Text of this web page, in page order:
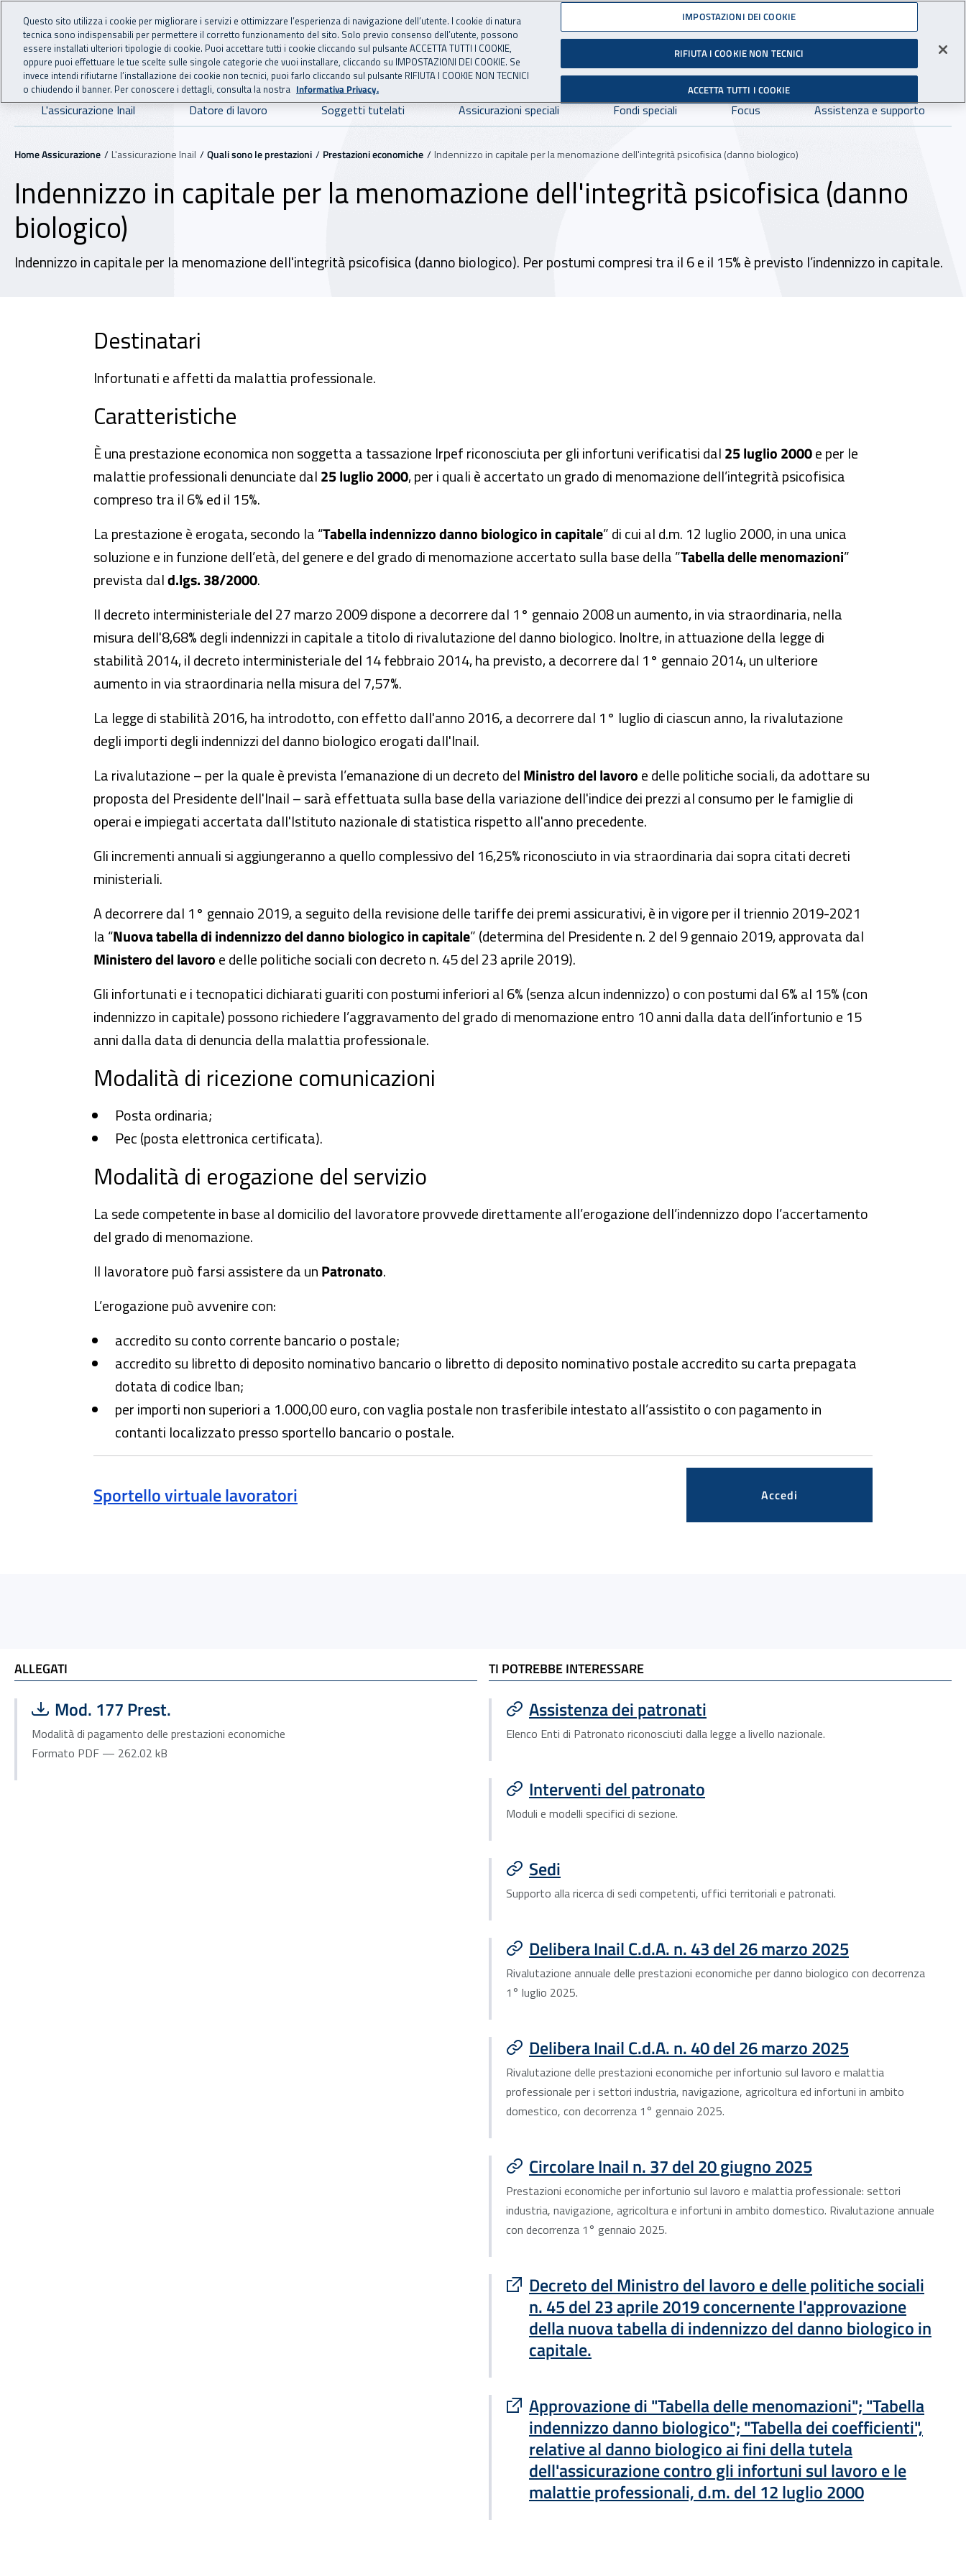
Vai al menu principale
Vai al contenuto principale
INAIL - Istituto Nazionale per l'Assicurazione contro gli Infortuni sul Lavoro
ASSICURAZIONE Facebook - Sito esterno - Apertura in nuova finestra
X- Sito esterno - Apertura in nuova finestra
Instagram - Sito esterno - Apertura in
Linkedin - Sito esterno -
Youtube - Sito esterno -
Tiktok - SitoSpreaker -
Dove cercare:
Navigazione principale
L'assicurazione Inail Datore di lavoro Soggetti tutelati Assicurazioni speciali Fondi speciali Focus Assistenza e supporto
Navigazione - Ti trovi in:
Home Assicurazione L'assicurazione Inail Quali sono le prestazioni Prestazioni economiche Indennizzo in capitale per la menomazione dell'integrità psicofisica (danno biologico)
Indennizzo in capitale per la menomazione dell'integrità psicofisica (danno
biologico)
Indennizzo in capitale per la menomazione dell'integrità psicofisica (danno biologico). Per postumi compresi tra il 6 e il 15% è previsto l’indennizzo in capitale.
Destinatari
Infortunati e affetti da malattia professionale.
Caratteristiche
È una prestazione economica non soggetta a tassazione Irpef riconosciuta per gli infortuni verificatisi dal25 luglio 2000e per le
malattie professionali denunciate dal25 luglio 2000, per i quali è accertato un grado di menomazione dell’integrità psicofisica
compreso tra il 6% ed il 15%.
La prestazione è erogata, secondo la “Tabella indennizzo danno biologico in capitale” di cui al d.m. 12 luglio 2000, in una unica
soluzione e in funzione dell’età, del genere e del grado di menomazione accertato sulla base della ”Tabella delle menomazioni”
prevista dald.lgs. 38/2000.
Il decreto interministeriale del 27 marzo 2009 dispone a decorrere dal 1° gennaio 2008 un aumento, in via straordinaria, nella
misura dell'8,68% degli indennizzi in capitale a titolo di rivalutazione del danno biologico. Inoltre, in attuazione della legge di
stabilità 2014, il decreto interministeriale del 14 febbraio 2014, ha previsto, a decorrere dal 1° gennaio 2014, un ulteriore
aumento in via straordinaria nella misura del 7,57%.
La legge di stabilità 2016, ha introdotto, con effetto dall'anno 2016, a decorrere dal 1° luglio di ciascun anno, la rivalutazione
degli importi degli indennizzi del danno biologico erogati dall'Inail.
La rivalutazione – per la quale è prevista l’emanazione di un decreto delMinistro del lavoroe delle politiche sociali, da adottare su
proposta del Presidente dell'Inail – sarà effettuata sulla base della variazione dell'indice dei prezzi al consumo per le famiglie di
operai e impiegati accertata dall'Istituto nazionale di statistica rispetto all'anno precedente.
Gli incrementi annuali si aggiungeranno a quello complessivo del 16,25% riconosciuto in via straordinaria dai sopra citati decreti
ministeriali.
A decorrere dal 1° gennaio 2019, a seguito della revisione delle tariffe dei premi assicurativi, è in vigore per il triennio 2019-2021
la “Nuova tabella di indennizzo del danno biologico in capitale” (determina del Presidente n. 2 del 9 gennaio 2019, approvata dal
Ministero del lavoroe delle politiche sociali con decreto n. 45 del 23 aprile 2019).
Gli infortunati e i tecnopatici dichiarati guariti con postumi inferiori al 6% (senza alcun indennizzo) o con postumi dal 6% al 15% (con
indennizzo in capitale) possono richiedere l’aggravamento del grado di menomazione entro 10 anni dalla data dell’infortunio e 15
anni dalla data di denuncia della malattia professionale.
Modalità di ricezione comunicazioni
Posta ordinaria;
Pec (posta elettronica certificata).
Modalità di erogazione del servizio
La sede competente in base al domicilio del lavoratore provvede direttamente all’erogazione dell’indennizzo dopo l’accertamento
del grado di menomazione.
Il lavoratore può farsi assistere da unPatronato.
L’erogazione può avvenire con:
accredito su conto corrente bancario o postale;
accredito su libretto di deposito nominativo bancario o libretto di deposito nominativo postale accredito su carta prepagata
dotata di codice Iban;
per importi non superiori a 1.000,00 euro, con vaglia postale non trasferibile intestato all’assistito o con pagamento in
contanti localizzato presso sportello bancario o postale.
Sportello virtuale lavoratori Accedi
ALLEGATI e Ti potrebbe interessare
ALLEGATI
Scarica file:
Mod. 177 Prest.
Formato PDF — Dimensione 262.02 kB
Modalità di pagamento delle prestazioni economiche
Formato PDF — 262.02 kB
TI POTREBBE INTERESSARE
Assistenza dei patronati
Elenco Enti di Patronato riconosciuti dalla legge a livello nazionale.
Interventi del patronato
Moduli e modelli specifici di sezione.
Sedi
Supporto alla ricerca di sedi competenti, uffici territoriali e patronati.
Delibera Inail C.d.A. n. 43 del 26 marzo 2025
Rivalutazione annuale delle prestazioni economiche per danno biologico con decorrenza
1° luglio 2025.
Delibera Inail C.d.A. n. 40 del 26 marzo 2025
Rivalutazione delle prestazioni economiche per infortunio sul lavoro e malattia
professionale per i settori industria, navigazione, agricoltura ed infortuni in ambito
domestico, con decorrenza 1° gennaio 2025.
Circolare Inail n. 37 del 20 giugno 2025
Prestazioni economiche per infortunio sul lavoro e malattia professionale: settori
industria, navigazione, agricoltura e infortuni in ambito domestico. Rivalutazione annuale
con decorrenza 1° gennaio 2025.
Decreto del Ministro del lavoro e delle politiche sociali
n. 45 del 23 aprile 2019 concernente l'approvazione
della nuova tabella di indennizzo del danno biologico in
capitale.
Sito esterno : apre una nuova finestra
Approvazione di "Tabella delle menomazioni"; "Tabella
indennizzo danno biologico"; "Tabella dei coefficienti",
relative al danno biologico ai fini della tutela
dell'assicurazione contro gli infortuni sul lavoro e le
malattie professionali, d.m. del 12 luglio 2000
Sito esterno : apre una nuova finestra
Questo sito utilizza i cookie per migliorare i servizi e ottimizzare l’esperienza di navigazione dell’utente. I cookie di natura
tecnica sono indispensabili per permettere il corretto funzionamento del sito. Solo previo consenso dell’utente, possono
essere installati ulteriori tipologie di cookie. Puoi accettare tutti i cookie cliccando sul pulsante ACCETTA TUTTI I COOKIE,
oppure puoi effettuare le tue scelte sulle singole categorie che vuoi installare, cliccando su IMPOSTAZIONI DEI COOKIE. Se
invece intendi rifiutarne l’installazione dei cookie non tecnici, puoi farlo cliccando sul pulsante RIFIUTA I COOKIE NON TECNICI
o chiudendo il banner. Per conoscere i dettagli, consulta la nostra Informativa Privacy.
IMPOSTAZIONI DEI COOKIE
RIFIUTA I COOKIE NON TECNICI
ACCETTA TUTTI I COOKIE